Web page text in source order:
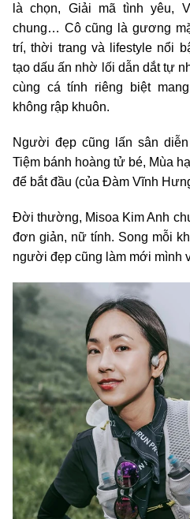
là chọn, Giải mã tình yêu,
chung… Cô cũng là gương
trí, thời trang và lifestyle nổi
tạo dấu ấn nhờ lối dẫn dắt tự
cùng cá tính riêng biệt
không rập khuôn.
Người đẹp cũng lấn sân
Tiệm bánh hoàng tử bé, Mùa
để bắt đầu (của Đàm Vĩnh
Đời thường, Misoa Kim Anh
đơn giản, nữ tính. Song mỗi
người đẹp cũng làm mới mình